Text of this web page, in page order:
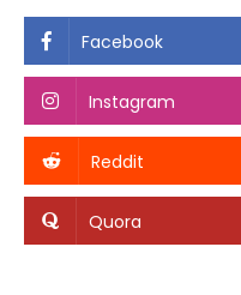
Facebook
Instagram
Reddit
Quora